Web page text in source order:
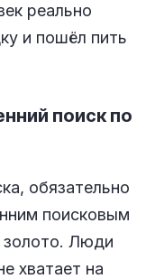
реально
и пошёл пить
поиск по
обязательно
поисковым
золото. Люди
хватает на